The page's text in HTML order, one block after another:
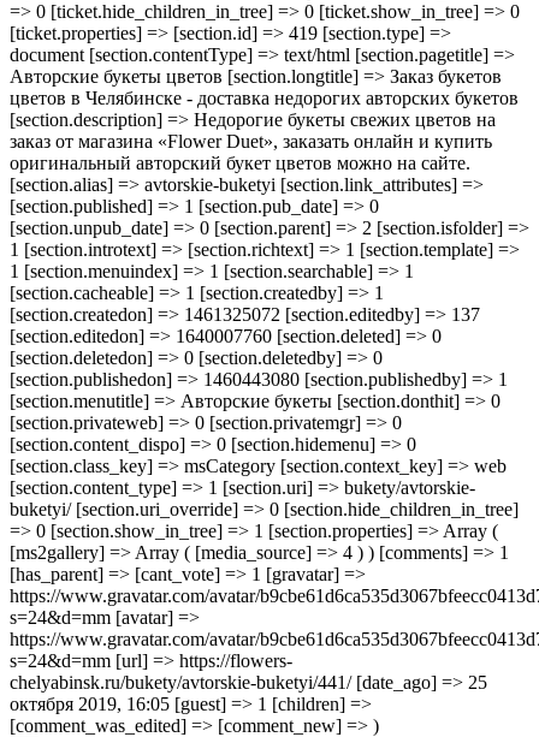
=> 0 [ticket.hide_children_in_tree] => 0 [ticket.show_in_tree] => 0
[ticket.properties] => [section.id] => 419 [section.type] =>
document [section.contentType] => text/html [section.pagetitle] =>
Авторские букеты цветов [section.longtitle] => Заказ букетов
цветов в Челябинске - доставка недорогих авторских букетов
[section.description] => Недорогие букеты свежих цветов на
заказ от магазина «Flower Duet», заказать онлайн и купить
оригинальный авторский букет цветов можно на сайте.
[section.alias] => avtorskie-buketyi [section.link_attributes] =>
[section.published] => 1 [section.pub_date] => 0
[section.unpub_date] => 0 [section.parent] => 2 [section.isfolder] =>
1 [section.introtext] => [section.richtext] => 1 [section.template] =>
1 [section.menuindex] => 1 [section.searchable] => 1
[section.cacheable] => 1 [section.createdby] => 1
[section.createdon] => 1461325072 [section.editedby] => 137
[section.editedon] => 1640007760 [section.deleted] => 0
[section.deletedon] => 0 [section.deletedby] => 0
[section.publishedon] => 1460443080 [section.publishedby] => 1
[section.menutitle] => Авторские букеты [section.donthit] => 0
[section.privateweb] => 0 [section.privatemgr] => 0
[section.content_dispo] => 0 [section.hidemenu] => 0
[section.class_key] => msCategory [section.context_key] => web
[section.content_type] => 1 [section.uri] => bukety/avtorskie-
buketyi/ [section.uri_override] => 0 [section.hide_children_in_tree]
=> 0 [section.show_in_tree] => 1 [section.properties] => Array (
[ms2gallery] => Array ( [media_source] => 4 ) ) [comments] => 1
[has_parent] => [cant_vote] => 1 [gravatar] =>
https://www.gravatar.com/avatar/
s=24&d=mm [avatar] =>
https://www.gravatar.com/avatar/
s=24&d=mm [url] => https://flowers-
chelyabinsk.ru/bukety/avtorskie-buketyi/441/ [date_ago] => 25
октября 2019, 16:05 [guest] => 1 [children] =>
[comment_was_edited] => [comment_new] => )